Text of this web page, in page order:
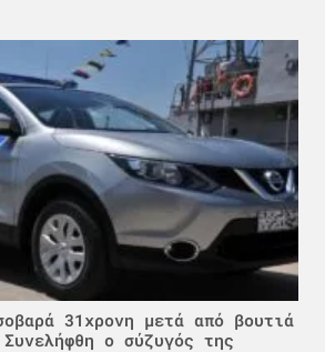
31χρονη μετά από βουτιά
ο σύζυγός της